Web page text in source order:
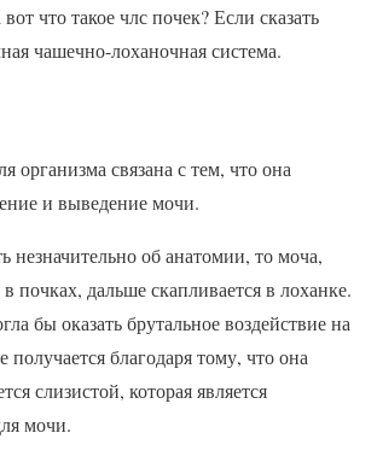
что такое члс почек? Если сказать
чашечно-лоханочная система.
организма связана с тем, что она
и выведение мочи.
незначительно об анатомии, то моча,
в почках, дальше скапливается в лоханке.
бы оказать брутальное воздействие на
получается благодаря тому, что она
слизистой, которая является
мочи.